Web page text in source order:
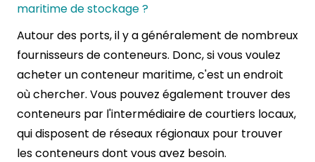
maritime de stockage ?
Autour des ports, il y a généralement de nombreux
fournisseurs de conteneurs. Donc, si vous voulez
acheter un conteneur maritime, c'est un endroit
où chercher. Vous pouvez également trouver des
conteneurs par l'intermédiaire de courtiers locaux,
qui disposent de réseaux régionaux pour trouver
les conteneurs dont vous avez besoin.